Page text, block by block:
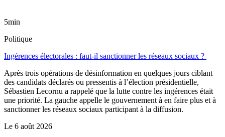
5min
Politique
Ingérences électorales : faut-il sanctionner les réseaux sociaux ?
Après trois opérations de désinformation en quelques jours ciblant
des candidats déclarés ou pressentis à l’élection présidentielle,
Sébastien Lecornu a rappelé que la lutte contre les ingérences était
une priorité. La gauche appelle le gouvernement à en faire plus et à
sanctionner les réseaux sociaux participant à la diffusion.
Le 6 août 2026